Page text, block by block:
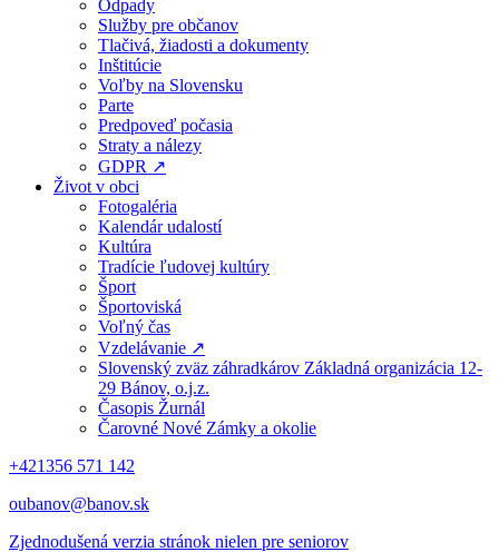
Odpady
Služby pre občanov
Tlačivá, žiadosti a dokumenty
Inštitúcie
Voľby na Slovensku
Parte
Predpoveď počasia
Straty a nálezy
GDPR ↗
Život v obci
Fotogaléria
Kalendár udalostí
Kultúra
Tradície ľudovej kultúry
Šport
Športoviská
Voľný čas
Vzdelávanie ↗
Slovenský zväz záhradkárov Základná organizácia 12-
29 Bánov, o.j.z.
Časopis Žurnál
Čarovné Nové Zámky a okolie
+421356 571 142
oubanov@banov.sk
Zjednodušená verzia stránok nielen pre seniorov